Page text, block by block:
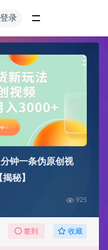
登录
钟一条伪原创视
秘】
925
签到 收藏